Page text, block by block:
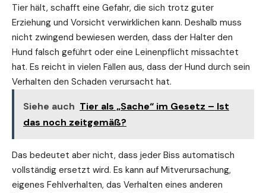
Tier hält, schafft eine Gefahr, die sich trotz guter
Erziehung und Vorsicht verwirklichen kann. Deshalb muss
nicht zwingend bewiesen werden, dass der Halter den
Hund falsch geführt oder eine Leinenpflicht missachtet
hat. Es reicht in vielen Fällen aus, dass der Hund durch sein
Verhalten den Schaden verursacht hat.
Siehe auch Tier als „Sache“ im Gesetz – Ist
das noch zeitgemäß?
Das bedeutet aber nicht, dass jeder Biss automatisch
vollständig ersetzt wird. Es kann auf Mitverursachung,
eigenes Fehlverhalten, das Verhalten eines anderen